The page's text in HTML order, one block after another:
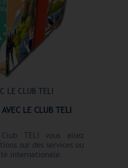
LE CLUB TELI
LE CLUB TELI
TELI vous allez
sur des services ou
internationale.